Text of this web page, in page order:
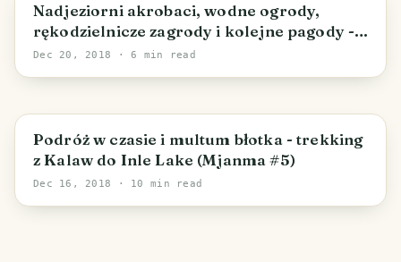
Nadjeziorni akrobaci, wodne ogrody,
rękodzielnicze zagrody i kolejne pagody -
Inle Lake (Mjanma #6)
Dec 20, 2018 · 6 min read
Podróż w czasie i multum błotka - trekking
z Kalaw do Inle Lake (Mjanma #5)
Dec 16, 2018 · 10 min read